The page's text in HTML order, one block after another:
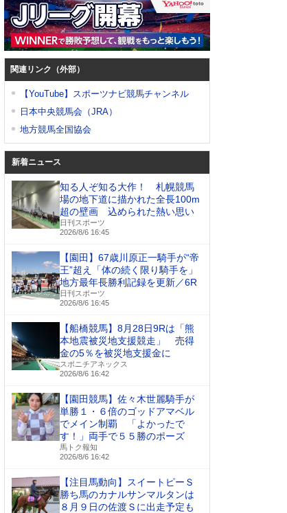
関連リンク（外部）
【YouTube】スポーツナビ競馬チャンネル
日本中央競馬会（JRA）
地方競馬全国協会
新着ニュース
知る人ぞ知る大作！ 札幌競馬
場の地下道に描かれた全長100m
超の壁画 込められた熱い思い
日刊スポーツ
2026/8/6 16:45
【園田】67歳川原正一騎手が“帝
王”超え「体の続く限り騎手を」
地方最年長勝利記録を更新／6R
日刊スポーツ
2026/8/6 16:45
【船橋競馬】8月28日9Rは「熊
本地震被災地支援競走」 売得
金の5％を被災地支援金に
スポニチアネックス
2026/8/6 16:42
【園田競馬】佐々木世麗騎手が
単勝１・６倍のゴッドアマベル
でメイン制覇 「よかったで
す！」両手で５５勝のポーズ
馬トク報知
2026/8/6 16:42
【注目馬動向】スイートピーＳ
勝ち馬のカナルサンマルタンは
８月９日の佐渡Ｓに出走予定も